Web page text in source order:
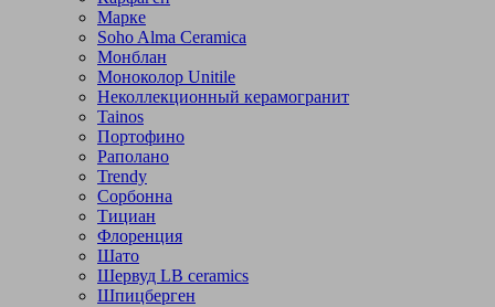
Марке
Soho Alma Ceramica
Монблан
Моноколор Unitile
Неколлекционный керамогранит
Tainos
Портофино
Раполано
Trendy
Сорбонна
Тициан
Флоренция
Шато
Шервуд LB ceramics
Шпицберген